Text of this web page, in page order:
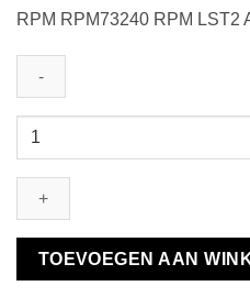
RPM RPM73240 RPM LST2
RPM
A-
ARM
KIT
aantal
TOEVOEGEN AAN